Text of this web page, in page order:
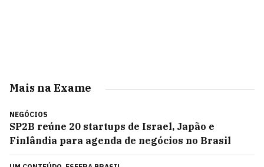
Mais na Exame
NEGÓCIOS
SP2B reúne 20 startups de Israel, Japão e
Finlândia para agenda de negócios no Brasil